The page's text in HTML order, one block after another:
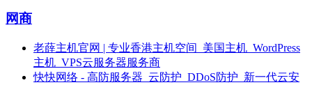
网商
老薛主机官网 | 专业香港主机空间_美国主机_WordPress
主机_VPS云服务器服务商
快快网络 - 高防服务器_云防护_DDoS防护_新一代云安